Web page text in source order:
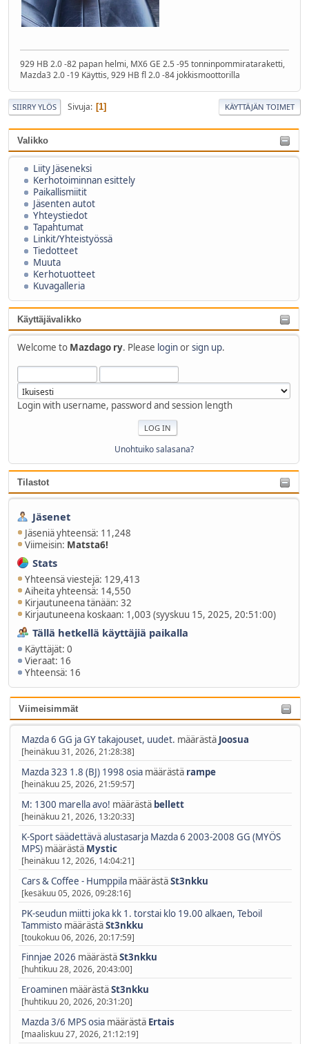
Valikko
Liity Jäseneksi
Kerhotoiminnan esittely
Paikallismiitit
Jäsenten autot
Yhteystiedot
Tapahtumat
Linkit/Yhteistyössä
Tiedotteet
Muuta
Kerhotuotteet
Kuvagalleria
Käyttäjävalikko
Welcome to Mazdago ry. Please loginorsign up.
Login with username, password and session length
Unohtuiko salasana?
Tilastot
Jäsenet
Jäseniä yhteensä: 11,248
Viimeisin: Matsta6!
Stats
Yhteensä viestejä: 129,413
Aiheita yhteensä: 14,550
Kirjautuneena tänään: 32
Kirjautuneena koskaan: 1,003 (syyskuu 15, 2025, 20:51:00)
Tällä hetkellä käyttäjiä paikalla
Käyttäjät: 0
Vieraat: 16
Yhteensä: 16
Viimeisimmät
Mazda 6 GG ja GY takajouset, uudet. määrästä Joosua
[heinäkuu 31, 2026, 21:28:38]
Mazda 323 1.8 (BJ) 1998 osiamäärästä rampe
[heinäkuu 25, 2026, 21:59:57]
M: 1300 marella avo! määrästä bellett
[heinäkuu 21, 2026, 13:20:33]
K-Sport säädettävä alustasarja Mazda 6 2003-2008 GG (MYÖS
MPS)määrästä Mystic
[heinäkuu 12, 2026, 14:04:21]
Cars & Coffee - HumppilamäärästäSt3nkku
[kesäkuu 05, 2026, 09:28:16]
PK-seudun miitti joka kk 1. torstai klo 19.00 alkaen, Teboil
TammistomäärästäSt3nkku
[toukokuu 06, 2026, 20:17:59]
Finnjae 2026 määrästäSt3nkku
[huhtikuu 28, 2026, 20:43:00]
EroaminenmäärästäSt3nkku
[huhtikuu 20, 2026, 20:31:20]
Mazda 3/6 MPS osia määrästä Ertais
[maaliskuu 27, 2026, 21:12:19]
929 HB 2.0 -82 papan helmi, MX6 GE 2.5 -95 tonninpommirataraketti,
Mazda3 2.0 -19 Käyttis, 929 HB fl 2.0 -84 jokkismoottorilla
SIIRRY YLÖS Sivuja 1 KÄYTTÄJÄN TOIMET